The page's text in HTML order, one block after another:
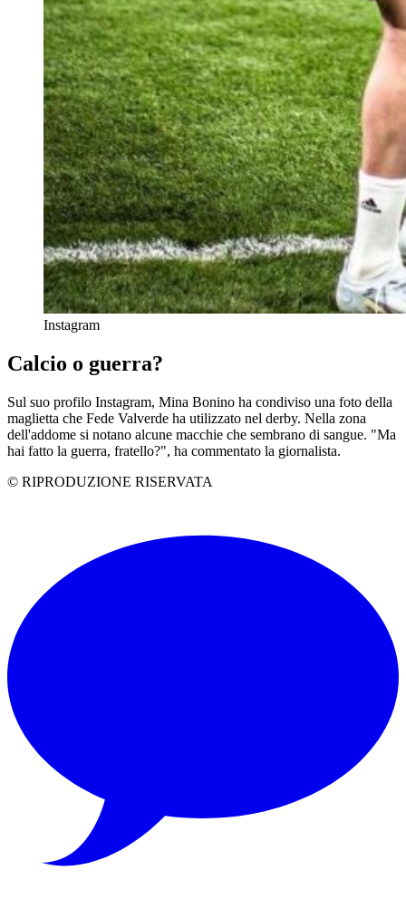
Instagram
Calcio o guerra?
Sul suo profilo Instagram, Mina Bonino ha condiviso una foto della
maglietta che Fede Valverde ha utilizzato nel derby. Nella zona
dell'addome si notano alcune macchie che sembrano di sangue. "Ma
hai fatto la guerra, fratello?", ha commentato la giornalista.
© RIPRODUZIONE RISERVATA